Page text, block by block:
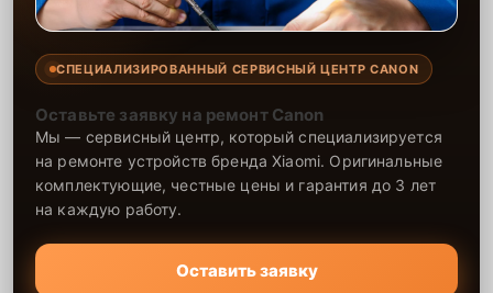
СПЕЦИАЛИЗИРОВАННЫЙ СЕРВИСНЫЙ ЦЕНТР CANON
Оставьте заявку на ремонт Canon
Мы — сервисный центр, который специализируется
на ремонте устройств бренда Xiaomi. Оригинальные
комплектующие, честные цены и гарантия до 3 лет
на каждую работу.
Оставить заявку